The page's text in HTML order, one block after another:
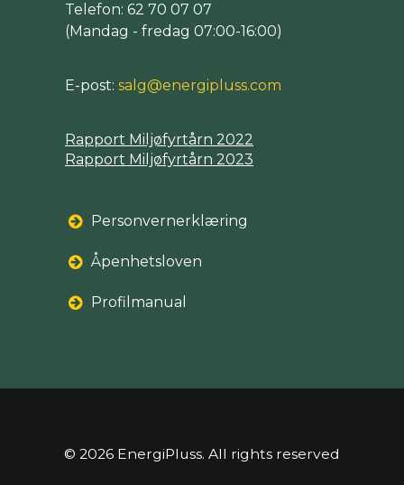
Telefon: 62 70 07 07
(Mandag - fredag 07:00-16:00)
E-post: salg@energipluss.com
Rapport Miljøfyrtårn 2022
Rapport Miljøfyrtårn 2023
Personvernerklæring
Åpenhetsloven
Profilmanual
© 2026 EnergiPluss. All rights reserved